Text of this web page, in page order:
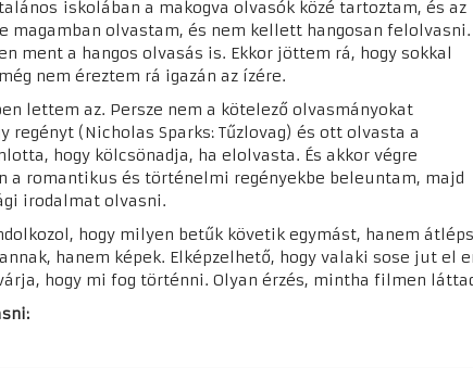
iskolában a makogva olvasók közé tartoztam, és az
magamban olvastam, és nem kellett hangosan felolvasni.
ment a hangos olvasás is. Ekkor jöttem rá, hogy sokkal
nem éreztem rá igazán az ízére.
lettem az. Persze nem a kötelező olvasmányokat
(Nicholas Sparks: Tűzlovag) és ott olvasta a
hogy kölcsönadja, ha elolvasta. És akkor végre
a romantikus és történelmi regényekbe beleuntam, majd
irodalmat olvasni.
hogy milyen betűk követik egymást, hanem
hanem képek. Elképzelhető, hogy valaki sose jut el
hogy mi fog történni. Olyan érzés, mintha filmen